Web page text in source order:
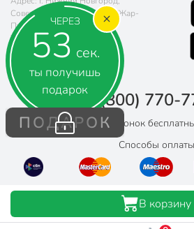
ЧЕРЕЗ
52 сек.
ты получишь
подарок
ПОДАРОК
Советская площадь 5, ТРЦ "Жар-
Птица"
Телефон: 8 (800) 770-77-06
Почта:
sales@poryadok.ru
8 (800) 770-
Звонок
Способы оплаты
В корзину